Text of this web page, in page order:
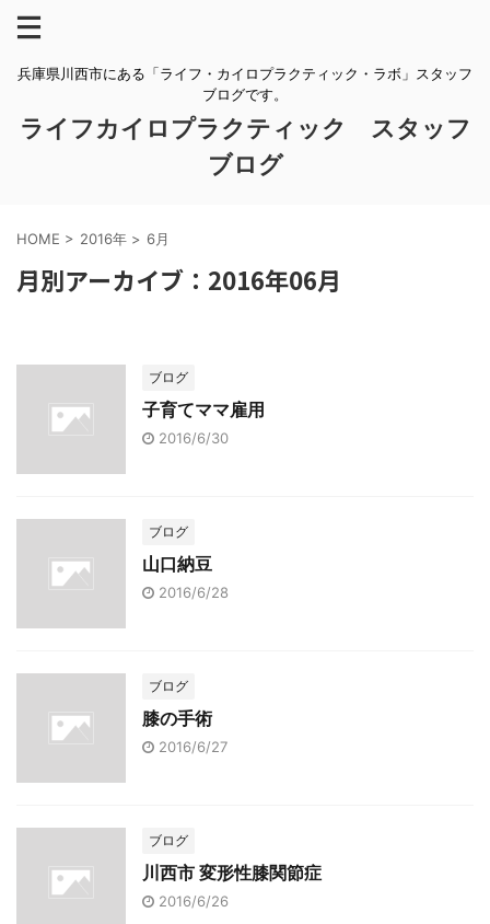
兵庫県川西市にある「ライフ・カイロプラクティック・ラボ」スタッフ
ブログです。
ライフカイロプラクティック スタッフ
ブログ
HOME > 2016年 > 6月
月別アーカイブ：2016年06月
ブログ
子育てママ雇用
2016/6/30
ブログ
山口納豆
2016/6/28
ブログ
膝の手術
2016/6/27
ブログ
川西市 変形性膝関節症
2016/6/26